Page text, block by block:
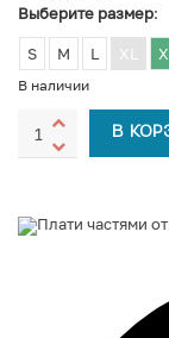
УБ.
Выберите размер:
S M L XL
В наличии
В
Плати частями